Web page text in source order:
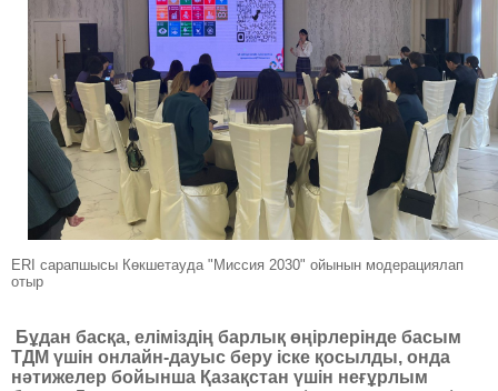
ERI сарапшысы Көкшетауда "Миссия 2030" ойынын модерациялап
отыр
Бұдан басқа, еліміздің барлық өңірлерінде басым
ТДМ үшін онлайн-дауыс беру іске қосылды, онда
нәтижелер бойынша Қазақстан үшін неғұрлым